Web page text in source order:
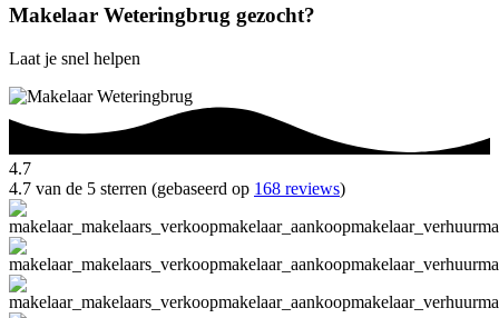
Makelaar Weteringbrug gezocht?
Laat je snel helpen
4.7
4.7 van de 5 sterren (gebaseerd op 168 reviews)